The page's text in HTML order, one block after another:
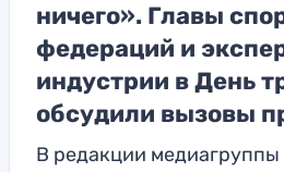
ничего». Главы
федераций и
индустрии в День
обсудили вызовы
В редакции